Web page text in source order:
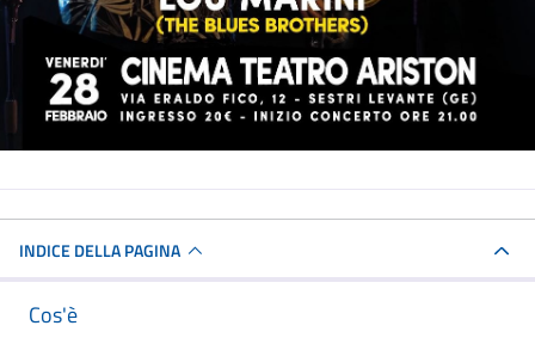
INDICE DELLA PAGINA
Cos'è